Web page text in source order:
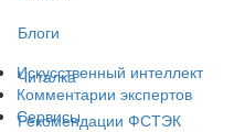
Блоги
Читалка
Рекомендации ФСТЭК
Искусственный интеллект
Комментарии экспертов
Сервисы